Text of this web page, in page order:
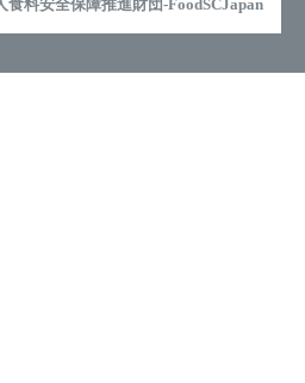
料安全保障推進財団-FoodSCJapan